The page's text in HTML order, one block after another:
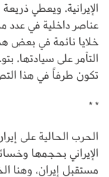
الإيرانية، ويعطي
عناصر داخلية في عدد
خلايا نائمة في بعض
التآمر على سيادتها،
تكون طرفاً في هذا
* *
الحرب الحالية على
الإيراني بحجمها
مستقبل إيران، وهنا